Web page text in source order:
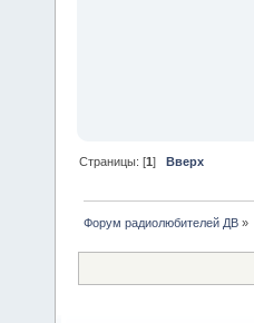
Страницы: [1]Вверх
Форум радиолюбителей ДВ »